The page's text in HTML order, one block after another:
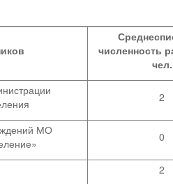
численность
чел.
2
МО
0
2